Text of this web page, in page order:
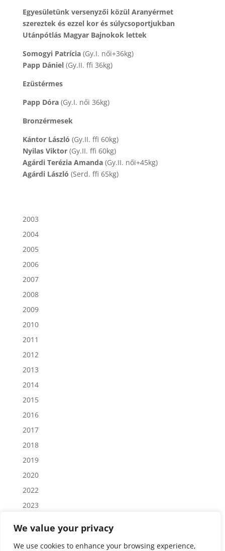
We value your privacy
We use cookies to enhance your browsing experience,
Egyesületünk versenyzői közül Aranyérmet
szereztek és ezzel kor és súlycsoportjukban
Utánpótlás Magyar Bajnokok lettek
Somogyi Patrícia(Gy.I. női+36kg)
Papp Dániel (Gy.II. ffi 36kg)
Ezüstérmes
Papp Dóra(Gy.I. női 36kg)
Bronzérmesek
Kántor László (Gy.II. ffi 60kg)
Nyilas Viktor(Gy.II. ffi 60kg)
Agárdi Terézia Amanda(Gy.II. női+45kg)
Agárdi László (Serd. ffi 65kg)
2003
2004
2005
2006
2007
2008
2009
2010
2011
2012
2013
2014
2015
2016
2017
2018
2019
2020
2022
2023